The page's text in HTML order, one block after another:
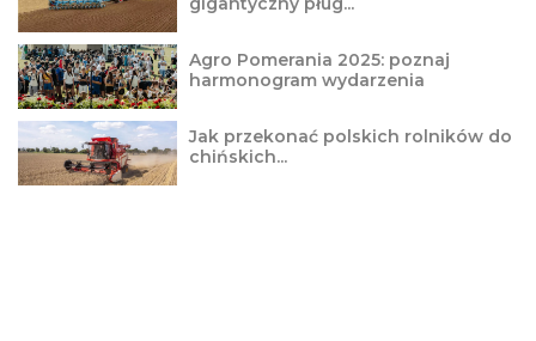
Agro Pomerania 2025: poznaj
harmonogram wydarzenia
Jak przekonać polskich rolników do
chińskich...